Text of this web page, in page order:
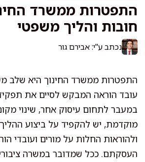
התפטרות ממשרד
חובות והליך משפטי
נכתב ע"י: אבירם גור
התפטרות ממשרד החינוך היא שלב
עובד הוראה המבקש לסיים את
במעבר לתחום עיסוק אחר, שינוי
מוקדמת, יש להקפיד על ביצוע
ולהוראות החלות על מורים ועובדי
העסקתם. ככל שמדובר במשרה